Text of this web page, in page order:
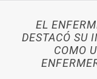
EL
DESTACÓ SU
COMO